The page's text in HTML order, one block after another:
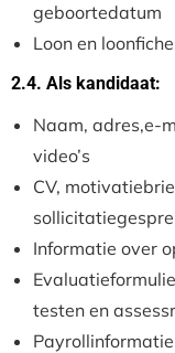
geboortedatum
Loon en
2.4. Als kandidaat:
Naam, adres,e-
video’s
CV,
Informatie over
testen en